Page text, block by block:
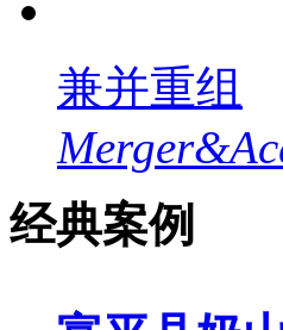
兼并重组
经典案例